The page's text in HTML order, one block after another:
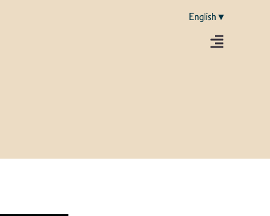
English▼